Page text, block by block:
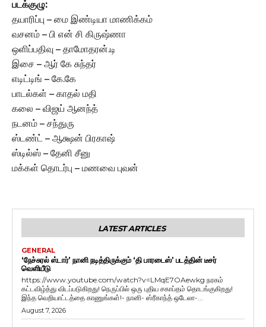
படக்குழு:
தயாரிப்பு – மை இண்டியா மாணிக்கம்
வசனம் – பி என் சி கிருஷ்ணா
ஒளிப்பதிவு – தாமோதரன்.டி
இசை – ஆர் கே சுந்தர்
எடிட்டிங் – கே.கே
பாடல்கள் – காதல் மதி
கலை – விஜய் ஆனந்த்
நடனம் – சந்துரு
ஸ்டண்ட் – ஆக்ஷன் பிரகாஷ்
ஸ்டில்ஸ் – தேனி சீனு
மக்கள் தொடர்பு – மணவை புவன்
LATEST ARTICLES
GENERAL
‘நேச்சுரல் ஸ்டார்’ நானி நடித்திருக்கும் ‘தி பாரடைஸ்’ படத்தின் டீசர்
வெளியீடு
https://www.youtube.com/watch?v=LMqE7OAewkg நரகம்
கட்டவிழ்த்து விடப்படுகிறது! நெருப்பில் ஒரு புதிய சகாப்தம் தொடங்குகிறது!
இந்த வெறியாட்டத்தை காணுங்கள்!- நானி- ஸ்ரீகாந்த் ஒடேலா-...
August 7, 2026